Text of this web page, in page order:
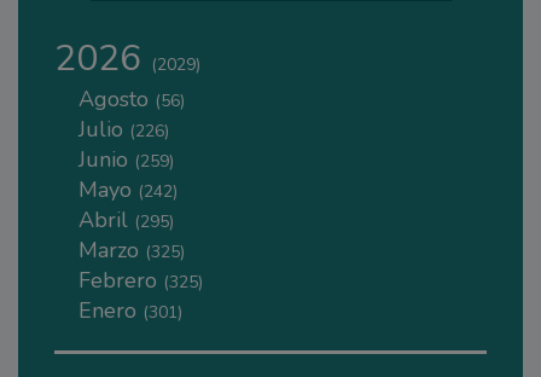
2026 (2029)
Agosto (56)
Julio (226)
Junio (259)
Mayo (242)
Abril (295)
Marzo (325)
Febrero (325)
Enero (301)